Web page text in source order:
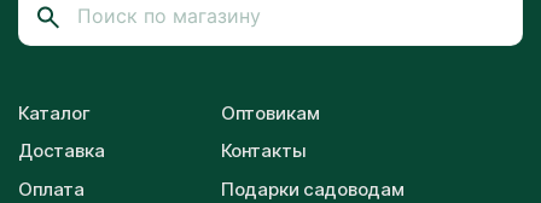
Каталог
Доставка
Оплата
Оптовикам
Контакты
Подарки садоводам